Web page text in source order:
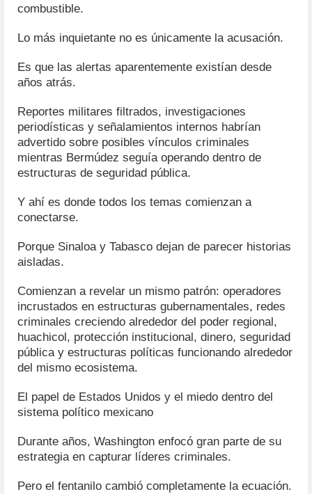
combustible.
Lo más inquietante no es únicamente la acusación.
Es que las alertas aparentemente existían desde
años atrás.
Reportes militares filtrados, investigaciones
periodísticas y señalamientos internos habrían
advertido sobre posibles vínculos criminales
mientras Bermúdez seguía operando dentro de
estructuras de seguridad pública.
Y ahí es donde todos los temas comienzan a
conectarse.
Porque Sinaloa y Tabasco dejan de parecer historias
aisladas.
Comienzan a revelar un mismo patrón: operadores
incrustados en estructuras gubernamentales, redes
criminales creciendo alrededor del poder regional,
huachicol, protección institucional, dinero, seguridad
pública y estructuras políticas funcionando alrededor
del mismo ecosistema.
El papel de Estados Unidos y el miedo dentro del
sistema político mexicano
Durante años, Washington enfocó gran parte de su
estrategia en capturar líderes criminales.
Pero el fentanilo cambió completamente la ecuación.